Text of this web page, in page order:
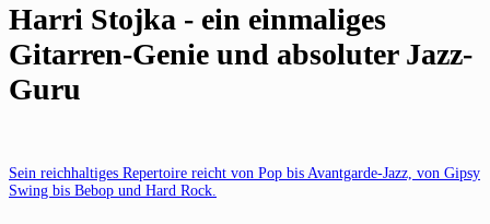
Harri Stojka - ein einmaliges
Gitarren-Genie und absoluter Jazz-
Guru
Sein reichhaltiges Repertoire reicht von Pop bis Avantgarde-Jazz, von Gipsy
Swing bis Bebop und Hard Rock.